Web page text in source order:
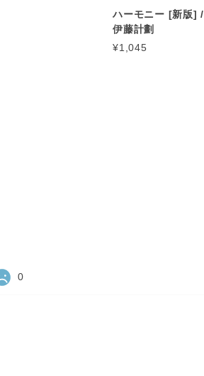
ハーモニー [新版] /
伊藤計劃
¥1,045
0